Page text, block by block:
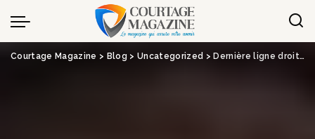
Panneau de gestion des cookies
Courtage Magazine > Blog > Uncategorized > Dernière ligne droite